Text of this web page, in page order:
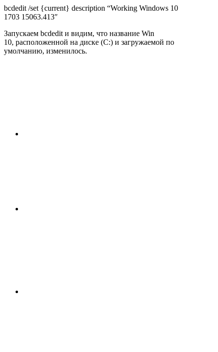
bcdedit /set {current} description “Working Windows 10
1703 15063.413″
Запускаем bcdedit и видим, что название Win
10, расположенной на диске (C:) и загружаемой по
умолчанию, изменилось.